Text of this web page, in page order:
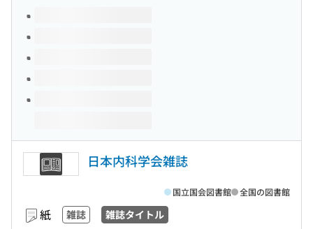
このタイトルの巻号
日本内科学会雑誌
紙 雑誌 雑誌タイトル
国立国会図書館 全国の図書館